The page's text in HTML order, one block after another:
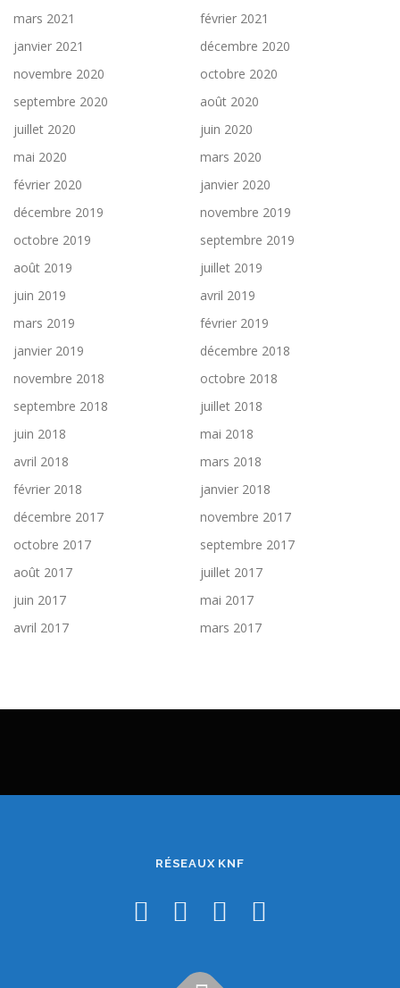
mars 2021
février 2021
janvier 2021
décembre 2020
novembre 2020
octobre 2020
septembre 2020
août 2020
juillet 2020
juin 2020
mai 2020
mars 2020
février 2020
janvier 2020
décembre 2019
novembre 2019
octobre 2019
septembre 2019
août 2019
juillet 2019
juin 2019
avril 2019
mars 2019
février 2019
janvier 2019
décembre 2018
novembre 2018
octobre 2018
septembre 2018
juillet 2018
juin 2018
mai 2018
avril 2018
mars 2018
février 2018
janvier 2018
décembre 2017
novembre 2017
octobre 2017
septembre 2017
août 2017
juillet 2017
juin 2017
mai 2017
avril 2017
mars 2017
RÉSEAUX KNF